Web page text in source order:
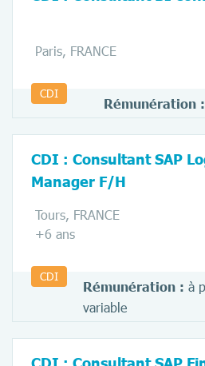
Paris, FRANCE
CDI
Rémunération :
CDI : Consultant SAP
Manager F/H
Tours, FRANCE
+6 ans
CDI
Rémunération : à
variable